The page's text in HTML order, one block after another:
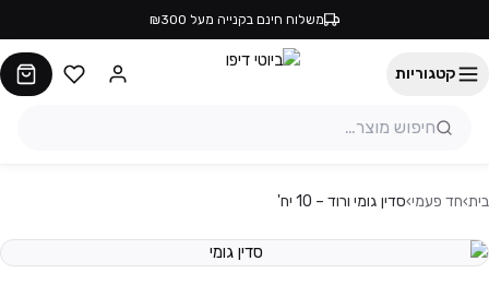
משלוח חינם בקנייה מעל ₪300
קטגוריות
בית›חד פעמי›סדין גומי ורוד – 10 יח'